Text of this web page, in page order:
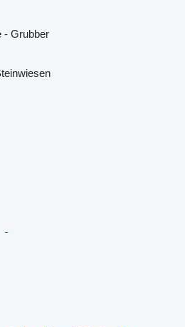
- Grubber